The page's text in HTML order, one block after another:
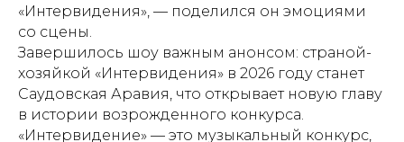
«Интервидения», — поделился он эмоциями
со сцены.
Завершилось шоу важным анонсом: страной-
хозяйкой «Интервидения» в 2026 году станет
Саудовская Аравия, что открывает новую главу
в истории возрожденного конкурса.
«Интервидение» — это музыкальный конкурс,